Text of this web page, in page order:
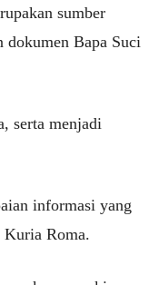
sumber
dokumen Bapa Suci
serta menjadi
informasi yang
Kuria Roma.